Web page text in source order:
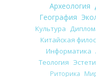
Археология
География
Культура
Китайская
Информатика
Теология
Риторика